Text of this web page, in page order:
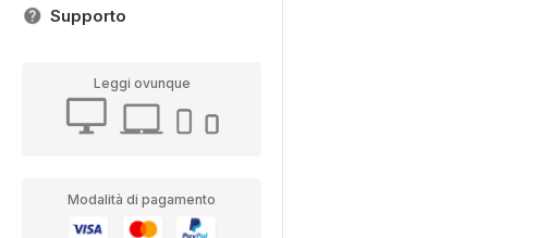
Supporto
Leggi ovunque
Modalità di pagamento